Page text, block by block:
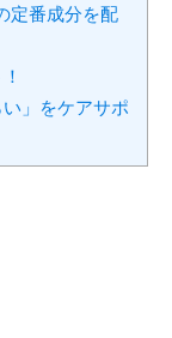
定番成分を配
」をケアサポ